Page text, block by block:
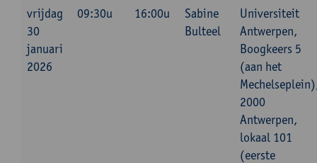
vrijdag
30
januari
2026
09:30u 16:00u
Sabine
Bulteel
Universiteit
Antwerpen,
Boogkeers 5
(aan het
2000
Antwerpen,
lokaal 101
(eerste